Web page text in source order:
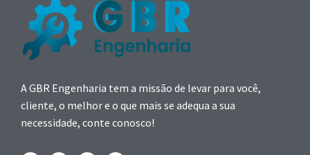
A GBR Engenharia tem a missão de levar para você,
cliente, o melhor e o que mais se adequa a sua
necessidade, conte conosco!